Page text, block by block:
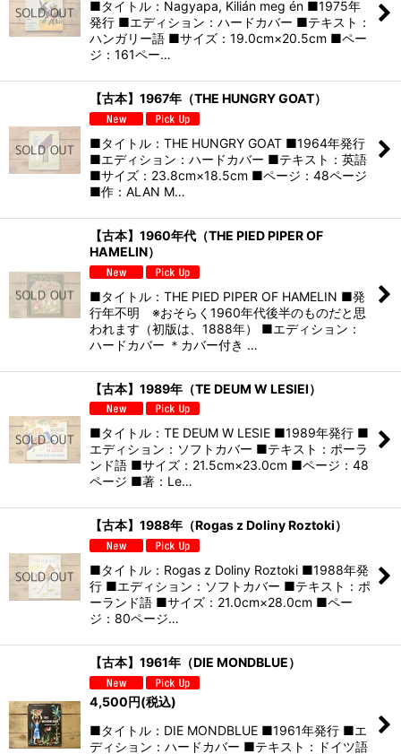
■タイトル：Nagyapa, Kilián meg én ■1975年
発行 ■エディション：ハードカバー ■テキスト：
ハンガリー語 ■サイズ：19.0cm×20.5cm ■ペー
ジ：161ペー…
【古本】1967年（THE HUNGRY GOAT）
■タイトル：THE HUNGRY GOAT ■1964年発行
■エディション：ハードカバー ■テキスト：英語
■サイズ：23.8cm×18.5cm ■ページ：48ページ
■作：ALAN M…
【古本】1960年代（THE PIED PIPER OF
HAMELIN）
■タイトル：THE PIED PIPER OF HAMELIN ■発
行年不明 ※おそらく1960年代後半のものだと思
われます（初版は、1888年） ■エディション：
ハードカバー ＊カバー付き …
【古本】1989年（TE DEUM W LESIEI）
■タイトル：TE DEUM W LESIE ■1989年発行 ■
エディション：ソフトカバー ■テキスト：ポーラ
ンド語 ■サイズ：21.5cm×23.0cm ■ページ：48
ページ ■著：Le…
【古本】1988年（Rogas z Doliny Roztoki）
■タイトル：Rogas z Doliny Roztoki ■1988年発
行 ■エディション：ソフトカバー ■テキスト：ポ
ーランド語 ■サイズ：21.0cm×28.0cm ■ペー
ジ：80ページ…
【古本】1961年（DIE MONDBLUE）
4,500円(税込)
■タイトル：DIE MONDBLUE ■1961年発行 ■エ
ディション：ハードカバー ■テキスト：ドイツ語